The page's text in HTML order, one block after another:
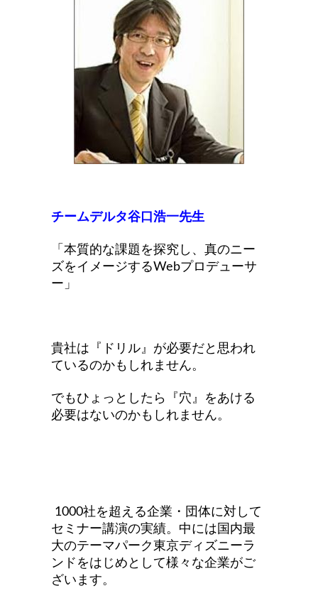
チームデルタ谷口浩一先生
「本質的な課題を探究し、真のニー
ズをイメージするWebプロデューサ
ー」
貴社は『ドリル』が必要だと思われ
ているのかもしれません。
でもひょっとしたら『穴』をあける
必要はないのかもしれません。
1000社を超える企業・団体に対して
セミナー講演の実績。中には国内最
大のテーマパーク東京ディズニーラ
ンドをはじめとして様々な企業がご
ざいます。